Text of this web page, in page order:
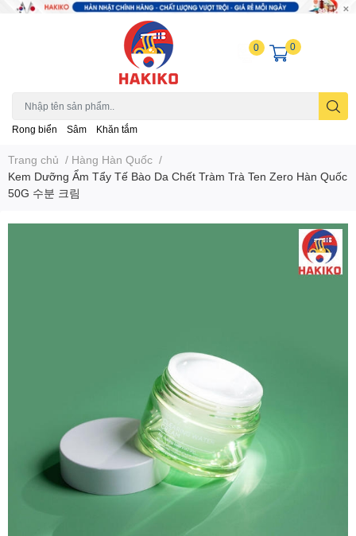
Rong biển Sâm Khăn tắm
0 0
Trang chủ / Hàng Hàn Quốc /
Kem Dưỡng Ẩm Tẩy Tế Bào Da Chết Tràm Trà Ten Zero Hàn Quốc
50G 수분 크림